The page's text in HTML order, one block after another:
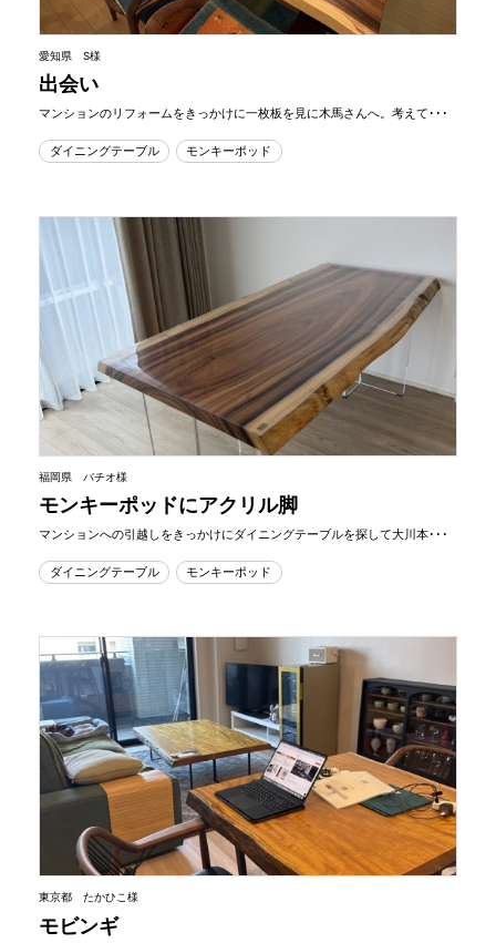
愛知県 S様
出会い
マンションのリフォームをきっかけに一枚板を見に木馬さんへ。考えて･･･
ダイニングテーブル モンキーポッド
福岡県 バチオ様
モンキーポッドにアクリル脚
マンションへの引越しをきっかけにダイニングテーブルを探して大川本･･･
ダイニングテーブル モンキーポッド
東京都 たかひこ様
モビンギ